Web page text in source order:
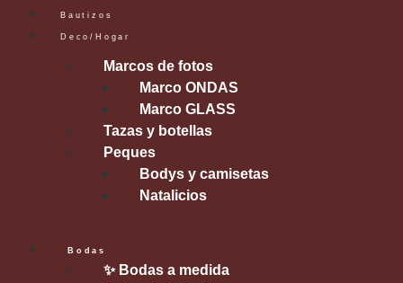
Bautizos
Deco/Hogar
Marcos de fotos
Marco ONDAS
Marco GLASS
Tazas y botellas
Peques
Bodys y camisetas
Natalicios
Bodas
✨ Bodas a medida